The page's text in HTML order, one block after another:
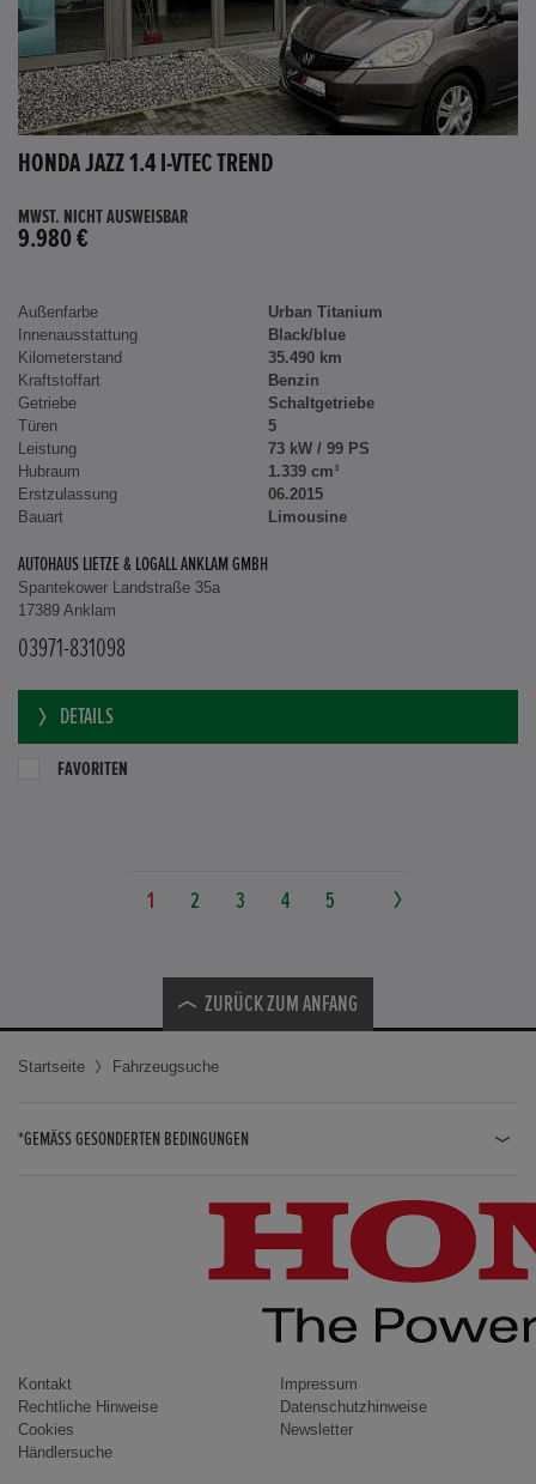
HONDA JAZZ 1.4 I-VTEC TREND
MWST. NICHT AUSWEISBAR
9.980 €
Außenfarbe
Urban Titanium
Innenausstattung
Black/blue
Kilometerstand
35.490 km
Kraftstoffart
Benzin
Getriebe
Schaltgetriebe
Türen
5
Leistung
73 kW / 99 PS
Hubraum
1.339 cm³
Erstzulassung
06.2015
Bauart
Limousine
AUTOHAUS LIETZE & LOGALL ANKLAM GMBH
Spantekower Landstraße 35a
17389 Anklam
03971-831098
DETAILS
FAVORITEN
1 2 3 4 5
ZURÜCK ZUM ANFANG
Startseite Fahrzeugsuche
*GEMÄSS GESONDERTEN BEDINGUNGEN
CIVIC / CIVIC LIMOUSINE
INSIGHT
ACCORD
Kontakt
Impressum
Rechtliche Hinweise
Datenschutzhinweise
Cookies
Newsletter
Händlersuche